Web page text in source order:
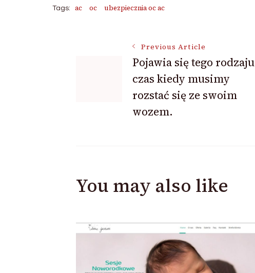
Tags: ac oc ubezpiecznia oc ac
Navigation
Previous Article
Pojawia się tego rodzaju
czas kiedy musimy
rozstać się ze swoim
wozem.
You may also like